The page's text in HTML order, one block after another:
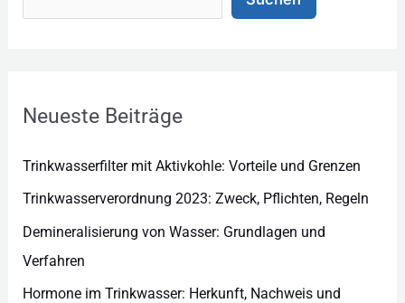
Neueste Beiträge
Trinkwasserfilter mit Aktivkohle: Vorteile und Grenzen
Trinkwasserverordnung 2023: Zweck, Pflichten, Regeln
Demineralisierung von Wasser: Grundlagen und
Verfahren
Hormone im Trinkwasser: Herkunft, Nachweis und
e
r
e
n